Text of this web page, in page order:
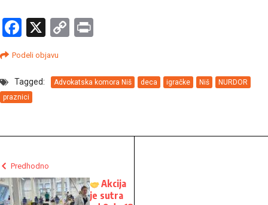
Facebook
X
Copy
Podeli objavu
Tagged: Advokatska komora Niš deca igračke Niš
NURDOR
praznici
Predhodno
Akcija
je sutra